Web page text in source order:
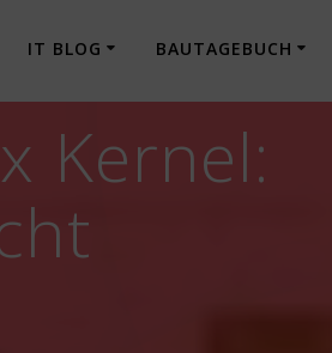
IT BLOG BAUTAGEBUCH
Kernel: